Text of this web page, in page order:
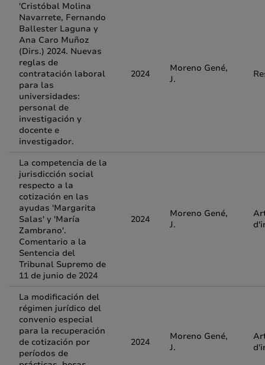
'Cristóbal Molina
Navarrete, Fernando
Ballester Laguna y
Ana Caro Muñoz
(Dirs.) 2024. Nuevas
reglas de
contratación laboral
para las
universidades:
personal de
investigación y
docente e
investigador.
2024
Moreno Gené,
J.
La competencia de la
jurisdicción social
respecto a la
cotización en las
ayudas 'Margarita
Salas' y 'María
Zambrano'.
Comentario a la
Sentencia del
Tribunal Supremo de
11 de junio de 2024
2024
Moreno Gené,
J.
La modificación del
régimen jurídico del
convenio especial
para la recuperación
de cotización por
períodos de
2024
Moreno Gené,
J.